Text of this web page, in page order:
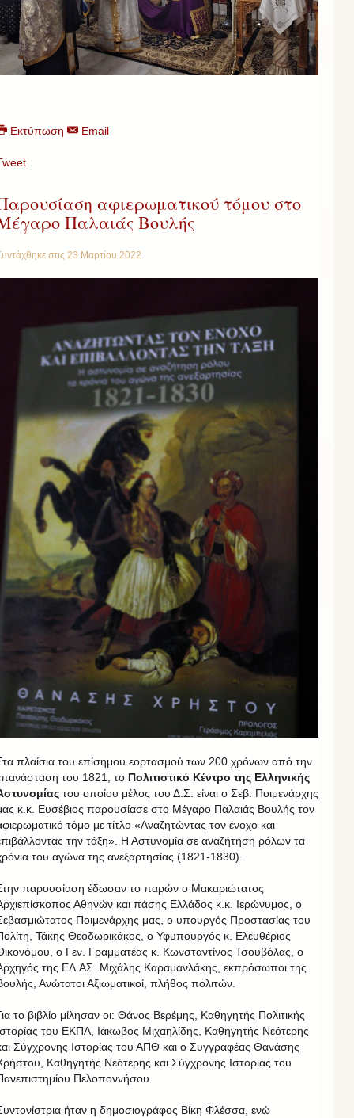
Εκτύπωση Email
αφιερωματικού τόμου στο
Παλαιάς Βουλής
στις 23 Μαρτίου 2022
πλαίσια του επίσημου εορτασμού των 200 χρόνων από την
του 1821, το Πολιτιστικό Κέντρο της Ελληνικής
του οποίου μέλος του Δ.Σ. είναι ο Σεβ. Ποιμενάρχης
κ.κ. Ευσέβιος παρουσίασε στο Μέγαρο Παλαιάς Βουλής τον
τόμο με τίτλο «Αναζητώντας τον ένοχο και
την τάξη». Η Αστυνομία σε αναζήτηση ρόλων τα
του αγώνα της ανεξαρτησίας (1821-1830).
παρουσίαση έδωσαν το παρών ο Μακαριώτατος
Αθηνών και πάσης Ελλάδος κ.κ. Ιερώνυμος, ο
Ποιμενάρχης μας, ο υπουργός Προστασίας του
Τάκης Θεοδωρικάκος, ο Υφυπουργός κ. Ελευθέριος
ο Γεν. Γραμματέας κ. Κωνσταντίνος Τσουβόλας, ο
της ΕΛ.ΑΣ. Μιχάλης Καραμανλάκης, εκπρόσωποι της
Ανώτατοι Αξιωματικοί, πλήθος πολιτών.
το βιβλίο μίλησαν οι: Θάνος Βερέμης, Καθηγητής Πολιτικής
του ΕΚΠΑ, Ιάκωβος Μιχαηλίδης, Καθηγητής Νεότερης
Σύγχρονης Ιστορίας του ΑΠΘ και ο Συγγραφέας Θανάσης
Καθηγητής Νεότερης και Σύγχρονης Ιστορίας του
Πελοποννήσου.
ήταν η δημοσιογράφος Βίκη Φλέσσα, ενώ